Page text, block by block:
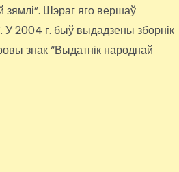
зямлі”. Шэраг яго вершаў
У 2004 г. быў выдадзены зборнік
знак “Выдатнік народнай